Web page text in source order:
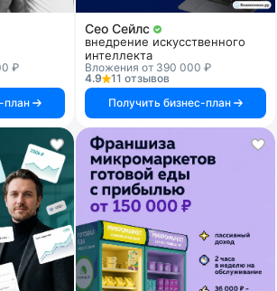
₽
план
Сео Сейлс
внедрение искусственного
интеллекта
Вложения от 390 000 ₽
4.9
11 отзывов
Получить бизнес-план